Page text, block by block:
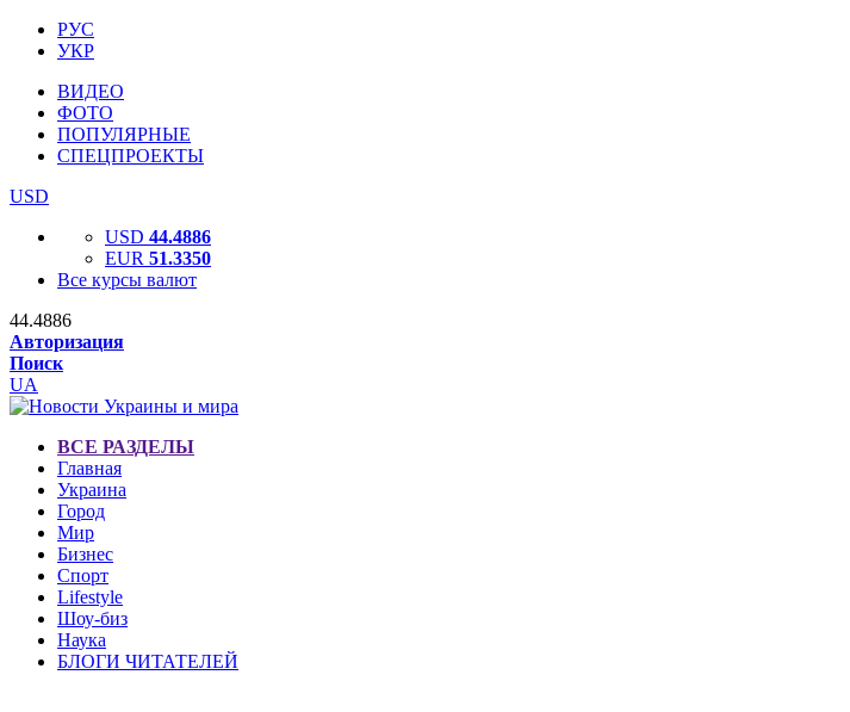
РУС
УКР
ВИДЕО
ФОТО
ПОПУЛЯРНЫЕ
СПЕЦПРОЕКТЫ
USD
USD 44.4886
EUR 51.3350
Все курсы валют
44.4886
Авторизация
Поиск
UA
ВСЕ РАЗДЕЛЫ
Главная
Украина
Город
Мир
Бизнес
Спорт
Lifestyle
Шоу-биз
Наука
БЛОГИ ЧИТАТЕЛЕЙ